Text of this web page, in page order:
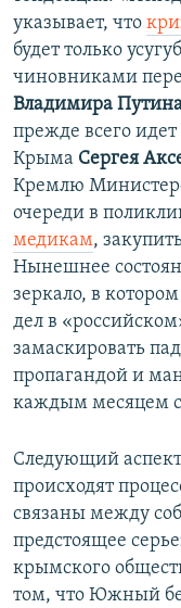
указывает, что
будет только
чиновниками
Владимира
прежде всего
Крыма Сергея
Кремлю
очереди в
медикам,
Нынешнее
зеркало, в
дел в
замаскировать
пропагандой и
каждым месяцем
Следующий
происходят
связаны между
предстоящее
крымского
том, что Южный